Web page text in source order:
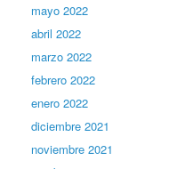
mayo 2022
abril 2022
marzo 2022
febrero 2022
enero 2022
diciembre 2021
noviembre 2021